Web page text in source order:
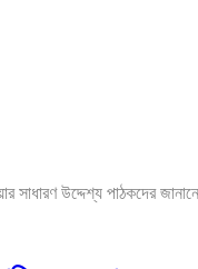
সাধারণ উদ্দেশ্য পাঠকদের